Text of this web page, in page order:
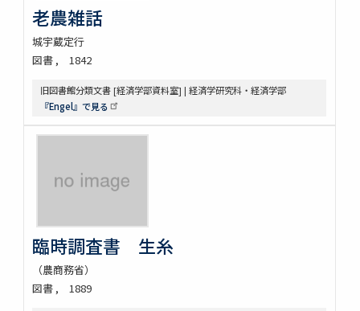
老農雑話
城宇蔵定行
図書
1842
旧図書館分類文書 [経済学部資料室] | 経済学研究科・経済学部
『Engel』で見る
臨時調査書 生糸
（農商務省）
図書
1889